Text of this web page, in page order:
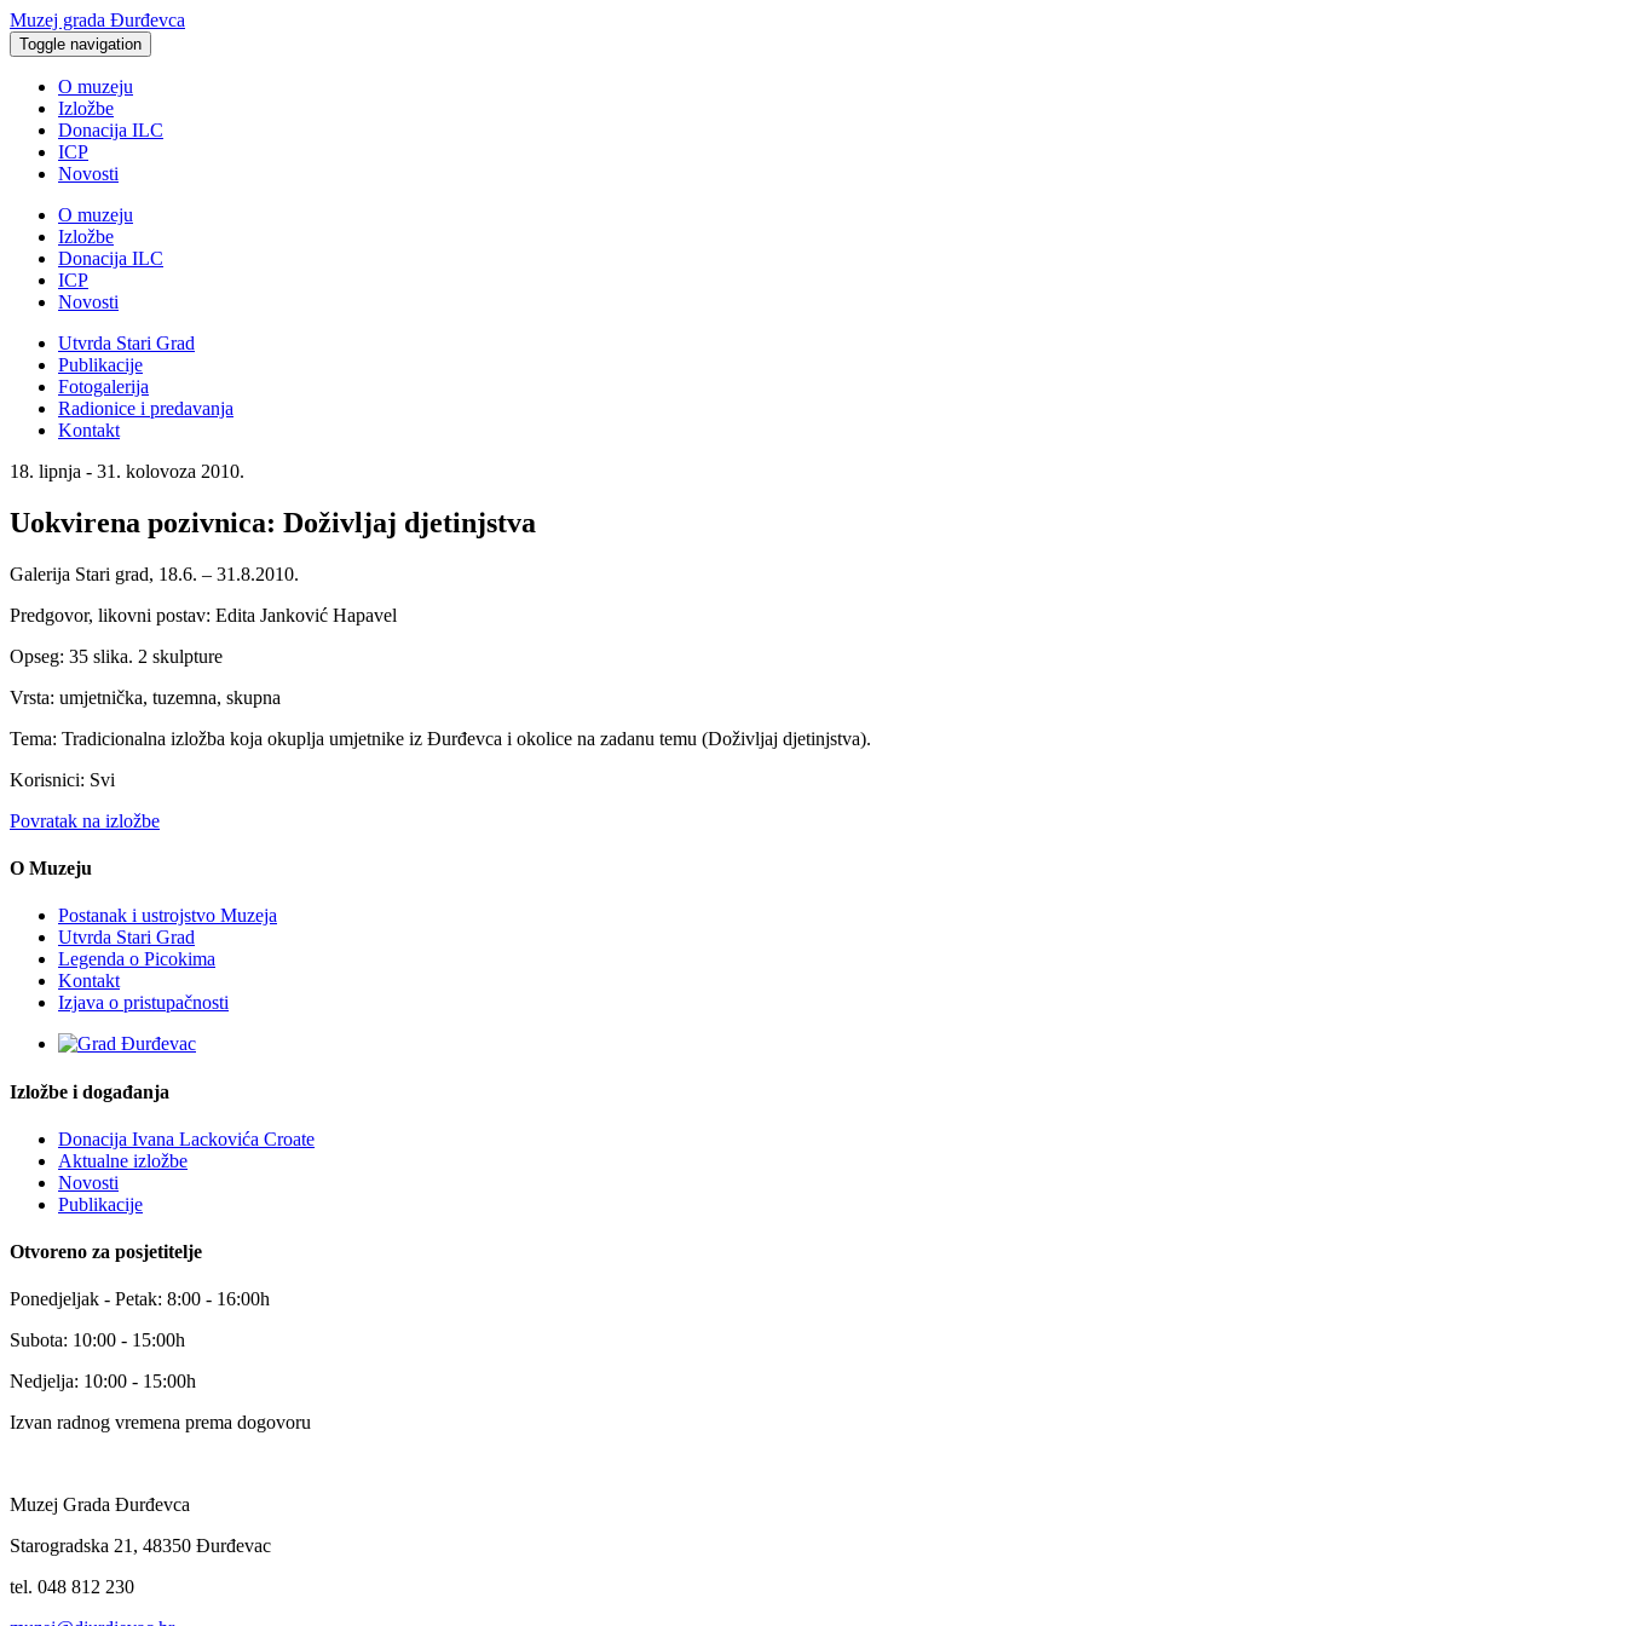
Muzej grada Đurđevca
Toggle navigation
O muzeju
Izložbe
Donacija ILC
ICP
Novosti
O muzeju
Izložbe
Donacija ILC
ICP
Novosti
Utvrda Stari Grad
Publikacije
Fotogalerija
Radionice i predavanja
Kontakt
18. lipnja - 31. kolovoza 2010.
Uokvirena pozivnica: Doživljaj djetinjstva
Galerija Stari grad, 18.6. – 31.8.2010.
Predgovor, likovni postav: Edita Janković Hapavel
Opseg: 35 slika. 2 skulpture
Vrsta: umjetnička, tuzemna, skupna
Tema: Tradicionalna izložba koja okuplja umjetnike iz Đurđevca i okolice na zadanu temu (Doživljaj djetinjstva).
Korisnici: Svi
Povratak na izložbe
O Muzeju
Postanak i ustrojstvo Muzeja
Utvrda Stari Grad
Legenda o Picokima
Kontakt
Izjava o pristupačnosti
Izložbe i događanja
Donacija Ivana Lackovića Croate
Aktualne izložbe
Novosti
Publikacije
Otvoreno za posjetitelje
Ponedjeljak - Petak: 8:00 - 16:00h
Subota: 10:00 - 15:00h
Nedjelja: 10:00 - 15:00h
Izvan radnog vremena prema dogovoru
Muzej Grada Đurđevca
Starogradska 21, 48350 Đurđevac
tel. 048 812 230